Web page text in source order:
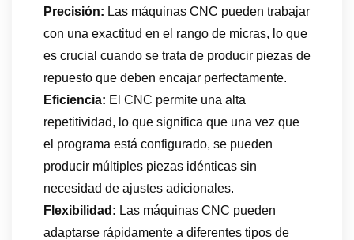
Precisión: Las máquinas CNC pueden trabajar
con una exactitud en el rango de micras, lo que
es crucial cuando se trata de producir piezas de
repuesto que deben encajar perfectamente.
Eficiencia: El CNC permite una alta
repetitividad, lo que significa que una vez que
el programa está configurado, se pueden
producir múltiples piezas idénticas sin
necesidad de ajustes adicionales.
Flexibilidad: Las máquinas CNC pueden
adaptarse rápidamente a diferentes tipos de